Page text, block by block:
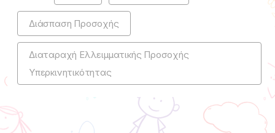
Διάσπαση Προσοχής
Διαταραχή Ελλειμματικής Προσοχής
Υπερκινητικότητας